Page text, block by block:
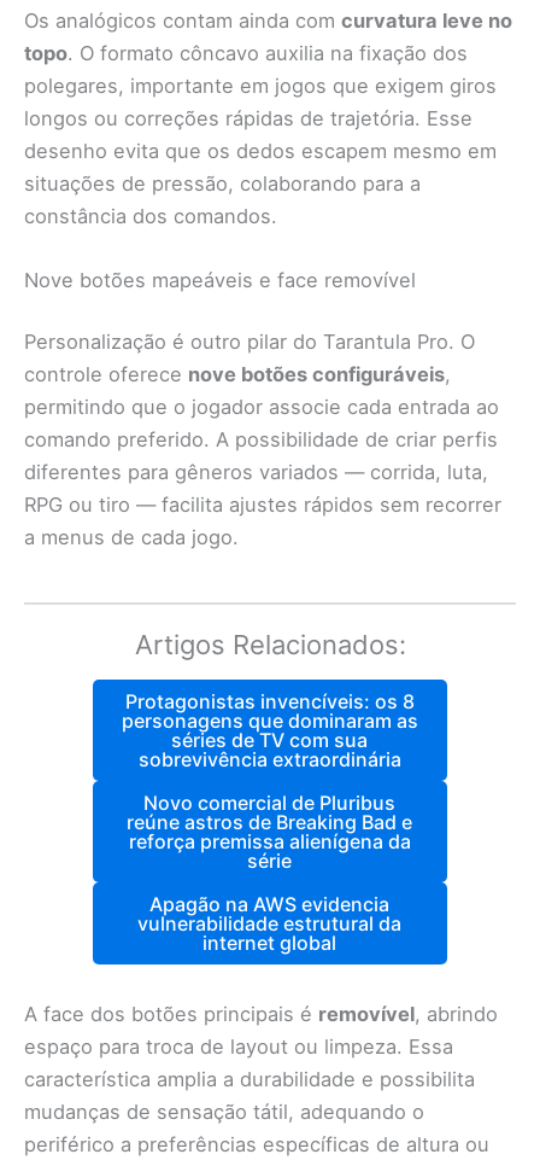
Os analógicos contam ainda com curvatura leve no
topo. O formato côncavo auxilia na fixação dos
polegares, importante em jogos que exigem giros
longos ou correções rápidas de trajetória. Esse
desenho evita que os dedos escapem mesmo em
situações de pressão, colaborando para a
constância dos comandos.
Nove botões mapeáveis e face removível
Personalização é outro pilar do Tarantula Pro. O
controle oferece nove botões configuráveis,
permitindo que o jogador associe cada entrada ao
comando preferido. A possibilidade de criar perfis
diferentes para gêneros variados — corrida, luta,
RPG ou tiro — facilita ajustes rápidos sem recorrer
a menus de cada jogo.
Artigos Relacionados:
Protagonistas invencíveis: os 8
personagens que dominaram as
séries de TV com sua
sobrevivência extraordinária
Novo comercial de Pluribus
reúne astros de Breaking Bad e
reforça premissa alienígena da
série
Apagão na AWS evidencia
vulnerabilidade estrutural da
internet global
A face dos botões principais é removível, abrindo
espaço para troca de layout ou limpeza. Essa
característica amplia a durabilidade e possibilita
mudanças de sensação tátil, adequando o
periférico a preferências específicas de altura ou